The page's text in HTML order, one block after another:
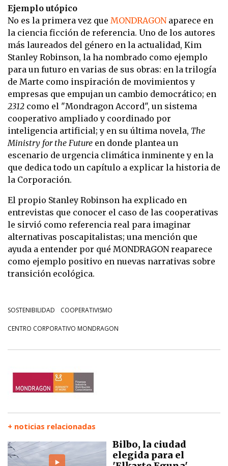
Ejemplo utópico
No es la primera vez que MONDRAGONaparece en
la ciencia ficción de referencia. Uno de los autores
más laureados del género en la actualidad, Kim
Stanley Robinson, la ha nombrado como ejemplo
para un futuro en varias de sus obras: en la trilogía
de Marte como inspiración de movimientos y
empresas que empujan un cambio democrático; en
2312 como el "Mondragon Accord", un sistema
cooperativo ampliado y coordinado por
inteligencia artificial; y en su última novela, The
Ministry for the Future en donde plantea un
escenario de urgencia climática inminente y en la
que dedica todo un capítulo a explicar la historia de
la Corporación.
El propio Stanley Robinson ha explicado en
entrevistas que conocer el caso de las cooperativas
le sirvió como referencia real para imaginar
alternativas poscapitalistas; una mención que
ayuda a entender por qué MONDRAGON reaparece
como ejemplo positivo en nuevas narrativas sobre
transición ecológica.
SOSTENIBILIDAD COOPERATIVISMO
CENTRO CORPORATIVO MONDRAGON
+ noticias relacionadas
Bilbo, la ciudad
elegida para el